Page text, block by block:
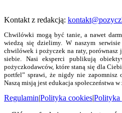
Kontakt z redakcją:
Chwilówki mogą być tanie, a nawet
wiedzą się dzielimy. W naszym
chwilówek i pożyczek na raty, porównasz
siebie. Nasi eksperci publikują
pożyczkodawców, które staną się dla
portfel” sprawi, że nigdy nie zapomnisz
Naszą misją jest edukacja społeczeństwa
Regulamin|Polityka cookies|Polityka